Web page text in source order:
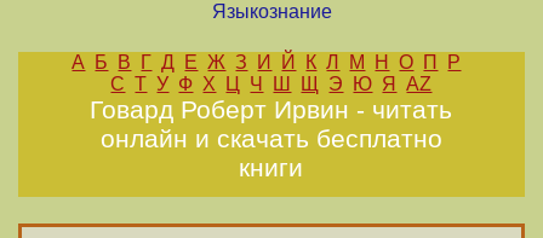
Языкознание
А Б В Г Д Е Ж З И Й К Л М Н О П
Р
С Т У Ф Х Ц Ч Ш Щ Э Ю Я AZ
Говард Роберт Ирвин - читать
онлайн и скачать бесплатно
книги